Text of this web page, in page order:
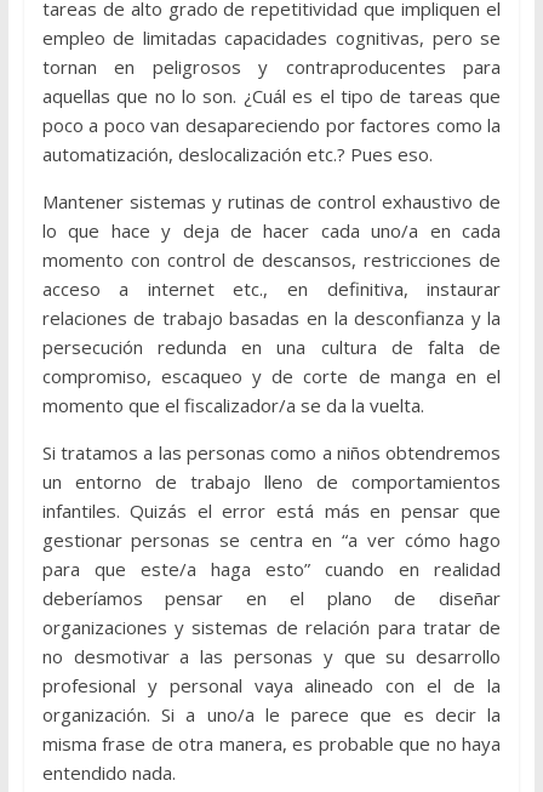
tareas de alto grado de repetitividad que impliquen el
empleo de limitadas capacidades cognitivas, pero se
tornan en peligrosos y contraproducentes para
aquellas que no lo son. ¿Cuál es el tipo de tareas que
poco a poco van desapareciendo por factores como la
automatización, deslocalización etc.? Pues eso.
Mantener sistemas y rutinas de control exhaustivo de
lo que hace y deja de hacer cada uno/a en cada
momento con control de descansos, restricciones de
acceso a internet etc., en definitiva, instaurar
relaciones de trabajo basadas en la desconfianza y la
persecución redunda en una cultura de falta de
compromiso, escaqueo y de corte de manga en el
momento que el fiscalizador/a se da la vuelta.
Si tratamos a las personas como a niños obtendremos
un entorno de trabajo lleno de comportamientos
infantiles. Quizás el error está más en pensar que
gestionar personas se centra en “a ver cómo hago
para que este/a haga esto” cuando en realidad
deberíamos pensar en el plano de diseñar
organizaciones y sistemas de relación para tratar de
no desmotivar a las personas y que su desarrollo
profesional y personal vaya alineado con el de la
organización. Si a uno/a le parece que es decir la
misma frase de otra manera, es probable que no haya
entendido nada.